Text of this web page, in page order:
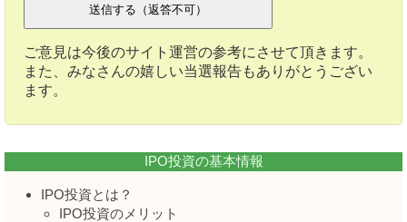
ご意見は今後のサイト運営の参考にさせて頂きます。
また、みなさんの嬉しい当選報告もありがとうござい
ます。
IPO投資の基本情報
IPO投資とは？
IPO投資のメリット